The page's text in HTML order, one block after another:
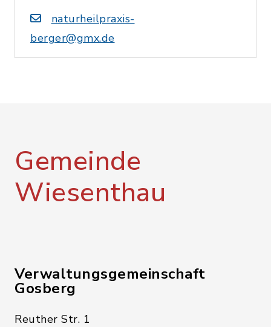
naturheilpraxis-
berger@gmx.de
Gemeinde
Wiesenthau
Verwaltungsgemeinschaft
Gosberg
Reuther Str. 1